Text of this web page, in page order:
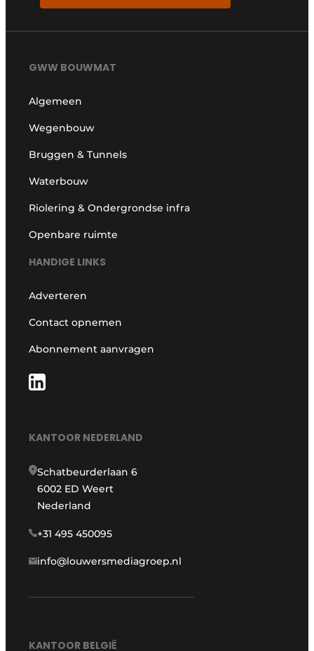
GWW BOUWMAT
Algemeen
Wegenbouw
Bruggen & Tunnels
Waterbouw
Riolering & Ondergrondse infra
Openbare ruimte
HANDIGE LINKS
Adverteren
Contact opnemen
Abonnement aanvragen
KANTOOR NEDERLAND
Schatbeurderlaan 6
6002 ED Weert
Nederland
+31 495 450095
info@louwersmediagroep.nl
KANTOOR BELGIË